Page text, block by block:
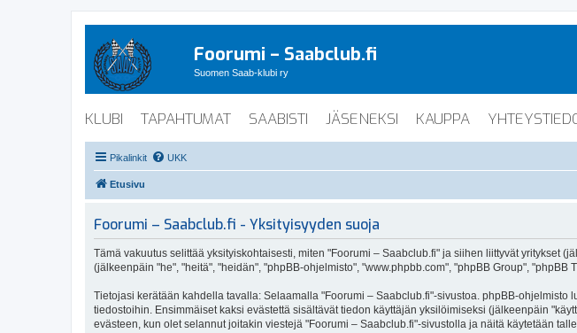
Foorumi – Saabclub.fi
Suomen Saab-klubi ry
KLUBI TAPAHTUMAT SAABISTI JÄSENEKSI KAUPPA
Pikalinkit UKK
Etusivu
Foorumi – Saabclub.fi - Yksityisyyden suoja
Tämä vakuutus selittää yksityiskohtaisesti, miten "Foorumi – Saabclub.fi" ja siihen liittyvät yritykset
(jälkeenpäin "he", "heitä", "heidän", "phpBB-ohjelmisto", "www.phpbb.com", "phpBB Group", "phpBB
Tietojasi kerätään kahdella tavalla: Selaamalla "Foorumi – Saabclub.fi"-sivustoa. phpBB-
tiedostoihin. Ensimmäiset kaksi evästettä sisältävät tiedon käyttäjän yksilöimiseksi (jälkeenpäin
evästeen, kun olet selannut joitakin viestejä "Foorumi – Saabclub.fi"-sivustolla ja näitä käytetään